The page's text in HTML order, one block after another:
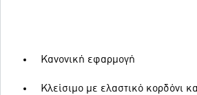
Κανονική εφαρμογή
Κλείσιμο με ελαστικό κορδόνι